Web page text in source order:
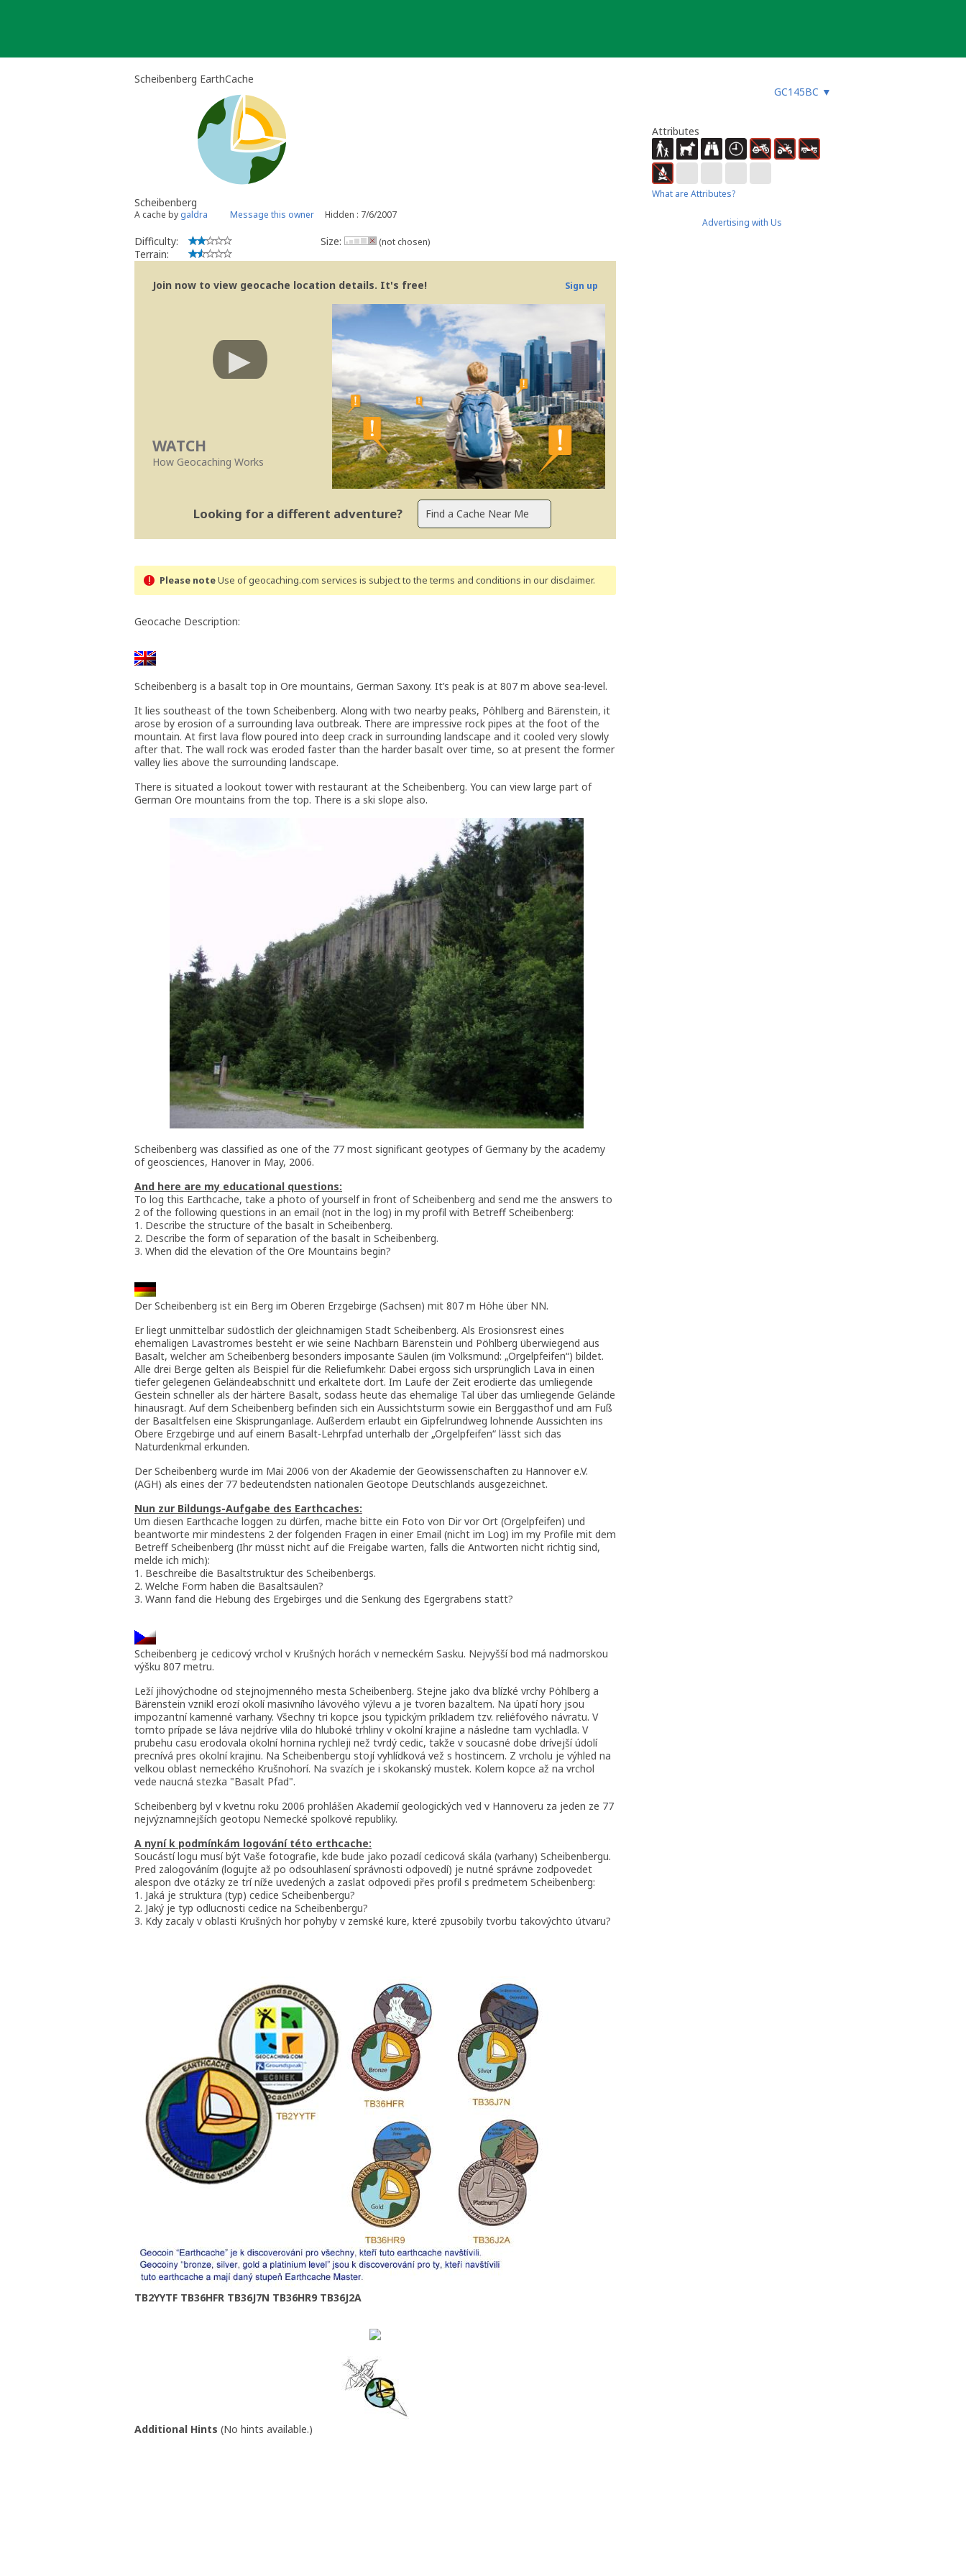
Scheibenberg EarthCache
GC145BC ▼
Scheibenberg
A cache by galdra Message this owner Hidden : 7/6/2007
Difficulty:
Terrain:
Size: (not chosen)
Join now to view geocache location details. It's free! Sign up
WATCH
How Geocaching Works
Looking for a different adventure?
Please noteUse of geocaching.com services is subject to the terms and conditions in our disclaimer.
Geocache Description:
Scheibenberg is a basalt top in Ore mountains, German Saxony. It’s peak is at 807 m above sea-level.
It lies southeast of the town Scheibenberg. Along with two nearby peaks, Pöhlberg and Bärenstein, it
arose by erosion of a surrounding lava outbreak. There are impressive rock pipes at the foot of the
mountain. At first lava flow poured into deep crack in surrounding landscape and it cooled very slowly
after that. The wall rock was eroded faster than the harder basalt over time, so at present the former
valley lies above the surrounding landscape.
There is situated a lookout tower with restaurant at the Scheibenberg. You can view large part of
German Ore mountains from the top. There is a ski slope also.
Scheibenberg was classified as one of the 77 most significant geotypes of Germany by the academy
of geosciences, Hanover in May, 2006.
And here are my educational questions:
To log this Earthcache, take a photo of yourself in front of Scheibenberg and send me the answers to
2 of the following questions in an email (not in the log) in my profil with Betreff Scheibenberg:
1. Describe the structure of the basalt in Scheibenberg.
2. Describe the form of separation of the basalt in Scheibenberg.
3. When did the elevation of the Ore Mountains begin?
Der Scheibenberg ist ein Berg im Oberen Erzgebirge (Sachsen) mit 807 m Höhe über NN.
Er liegt unmittelbar südöstlich der gleichnamigen Stadt Scheibenberg. Als Erosionsrest eines
ehemaligen Lavastromes besteht er wie seine Nachbarn Bärenstein und Pöhlberg überwiegend aus
Basalt, welcher am Scheibenberg besonders imposante Säulen (im Volksmund: „Orgelpfeifen“) bildet.
Alle drei Berge gelten als Beispiel für die Reliefumkehr. Dabei ergoss sich ursprünglich Lava in einen
tiefer gelegenen Geländeabschnitt und erkaltete dort. Im Laufe der Zeit erodierte das umliegende
Gestein schneller als der härtere Basalt, sodass heute das ehemalige Tal über das umliegende Gelände
hinausragt. Auf dem Scheibenberg befinden sich ein Aussichtsturm sowie ein Berggasthof und am Fuß
der Basaltfelsen eine Skisprunganlage. Außerdem erlaubt ein Gipfelrundweg lohnende Aussichten ins
Obere Erzgebirge und auf einem Basalt-Lehrpfad unterhalb der „Orgelpfeifen“ lässt sich das
Naturdenkmal erkunden.
Der Scheibenberg wurde im Mai 2006 von der Akademie der Geowissenschaften zu Hannover e.V.
(AGH) als eines der 77 bedeutendsten nationalen Geotope Deutschlands ausgezeichnet.
Nun zur Bildungs-Aufgabe des Earthcaches:
Um diesen Earthcache loggen zu dürfen, mache bitte ein Foto von Dir vor Ort (Orgelpfeifen) und
beantworte mir mindestens 2 der folgenden Fragen in einer Email (nicht im Log) im my Profile mit dem
Betreff Scheibenberg (Ihr müsst nicht auf die Freigabe warten, falls die Antworten nicht richtig sind,
melde ich mich):
1. Beschreibe die Basaltstruktur des Scheibenbergs.
2. Welche Form haben die Basaltsäulen?
3. Wann fand die Hebung des Ergebirges und die Senkung des Egergrabens statt?
Scheibenberg je cedicový vrchol v Krušných horách v nemeckém Sasku. Nejvyšší bod má nadmorskou
výšku 807 metru.
Leží jihovýchodne od stejnojmenného mesta Scheibenberg. Stejne jako dva blízké vrchy Pöhlberg a
Bärenstein vznikl erozí okolí masivního lávového výlevu a je tvoren bazaltem. Na úpatí hory jsou
impozantní kamenné varhany. Všechny tri kopce jsou typickým príkladem tzv. reliéfového návratu. V
tomto prípade se láva nejdríve vlila do hluboké trhliny v okolní krajine a následne tam vychladla. V
prubehu casu erodovala okolní hornina rychleji než tvrdý cedic, takže v soucasné dobe drívejší údolí
precnívá pres okolní krajinu. Na Scheibenbergu stojí vyhlídková vež s hostincem. Z vrcholu je výhled na
velkou oblast nemeckého Krušnohorí. Na svazích je i skokanský mustek. Kolem kopce až na vrchol
vede naucná stezka "Basalt Pfad".
Scheibenberg byl v kvetnu roku 2006 prohlášen Akademií geologických ved v Hannoveru za jeden ze 77
nejvýznamnejších geotopu Nemecké spolkové republiky.
A nyní k podmínkám logování této erthcache:
Soucástí logu musí být Vaše fotografie, kde bude jako pozadí cedicová skála (varhany) Scheibenbergu.
Pred zalogováním (logujte až po odsouhlasení správnosti odpovedí) je nutné správne zodpovedet
alespon dve otázky ze trí níže uvedených a zaslat odpovedi přes profil s predmetem Scheibenberg:
1. Jaká je struktura (typ) cedice Scheibenbergu?
2. Jaký je typ odlucnosti cedice na Scheibenbergu?
3. Kdy zacaly v oblasti Krušných hor pohyby v zemské kure, které zpusobily tvorbu takovýchto útvaru?
TB2YYTF TB36HFR TB36J7N TB36HR9 TB36J2A
Additional Hints (No hints available.)
Attributes
What are Attributes?
Advertising with Us